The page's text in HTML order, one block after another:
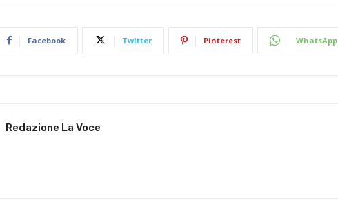
Facebook Twitter Pinterest WhatsApp
Redazione La Voce